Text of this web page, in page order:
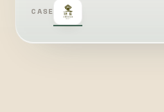
CASE